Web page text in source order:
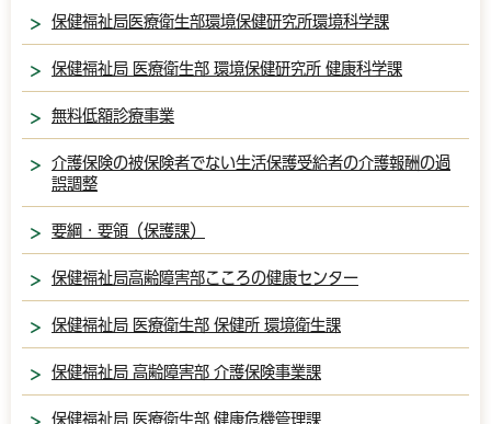
保健福祉局医療衛生部環境保健研究所環境科学課
保健福祉局 医療衛生部 環境保健研究所 健康科学課
無料低額診療事業
介護保険の被保険者でない生活保護受給者の介護報酬の過
誤調整
要綱・要領（保護課）
保健福祉局高齢障害部こころの健康センター
保健福祉局 医療衛生部 保健所 環境衛生課
保健福祉局 高齢障害部 介護保険事業課
保健福祉局 医療衛生部 健康危機管理課